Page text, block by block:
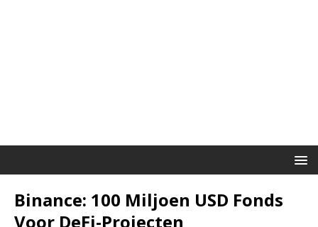
Binance: 100 Miljoen USD Fonds
Voor DeFi-Projecten